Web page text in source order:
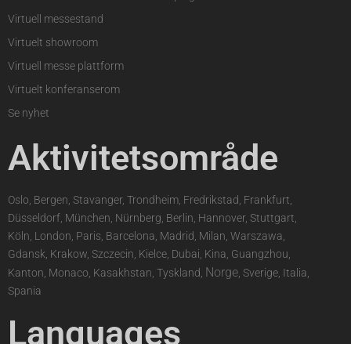
Virtuell messestand
Virtuelt showroom
Virtuell messe plattform
Virtuelt konferanserom
Se nyhet
Aktivitetsområde
Oslo, Bergen, Stavanger, Trondheim, Fredrikstad, Frankfurt,
Düsseldorf, München, Nürnberg, Berlin, Hannover, Stuttgart,
Köln, London, Paris, Barcelona, Madrid, Milan, Warszawa,
Gdansk, Krakow, Szczecin, Kielce, Dubai, Kina, Guangzhou,
Kanton, Monaco, Kasakhstan, Tyskland, Norge , Sverige, Italia,
Spania
Languages